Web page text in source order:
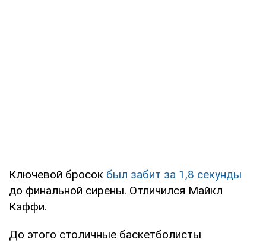
Ключевой бросок был забит за 1,8 секунды
до финальной сирены. Отличился Майкл
Кэффи.
До этого столичные баскетболисты